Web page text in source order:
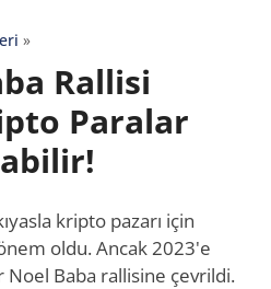
»
Rallisi
Paralar
kripto pazarı için
oldu. Ancak 2023'e
Noel Baba rallisine çevrildi.